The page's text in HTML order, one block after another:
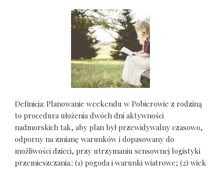
Definicja: Planowanie weekendu w Pobierowie z rodziną
to procedura ułożenia dwóch dni aktywności
nadmorskich tak, aby plan był przewidywalny czasowo,
odporny na zmianę warunków i dopasowany do
możliwości dzieci, przy utrzymaniu sensownej logistyki
przemieszczania.: (1) pogoda i warunki wiatrowe; (2) wiek